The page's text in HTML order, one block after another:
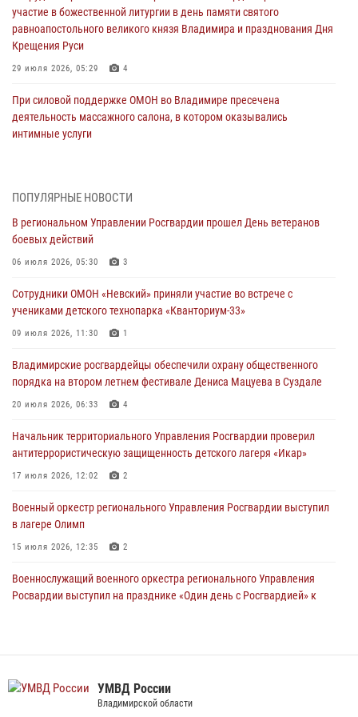
участие в божественной литургии в день памяти святого
равноапостольного великого князя Владимира и празднования Дня
Крещения Руси
29 июля 2026, 05:29 4
При силовой поддержке ОМОН во Владимире пресечена
деятельность массажного салона, в котором оказывались
интимные услуги
смену в детском лагере «Икар»
27 июля 2026, 16:43 2
Владимирские росгвардейцы обеспечили охрану общественного
20 июля 2026, 06:33 4
Военнослужащий военного оркестра регионального Управления
105-летию Центрального округа
19 июля 2026, 11:17 7
антитеррористическую защищенность детского лагеря «Икар»
17 июля 2026, 12:02 2
в лагере Олимп
15 июля 2026, 12:35
ПОПУЛЯРНЫЕ НОВОСТИ
В региональном Управлении Росгвардии прошел День ветеранов
боевых действий
06 июля 2026, 05:30 3
Сотрудники ОМОН «Невский» приняли участие во встрече с
учениками детского технопарка «Кванториум-33»
09 июля 2026, 11:30 1
Владимирские росгвардейцы обеспечили охрану общественного
порядка на втором летнем фестивале Дениса Мацуева в Суздале
20 июля 2026, 06:33 4
Начальник территориального Управления Росгвардии проверил
антитеррористическую защищенность детского лагеря «Икар»
17 июля 2026, 12:02 2
Военный оркестр регионального Управления Росгвардии выступил
в лагере Олимп
15 июля 2026, 12:35 2
Военнослужащий военного оркестра регионального Управления
Росвардии выступил на празднике «Один день с Росгвардией» к
деятельность массажного салона, в котором оказывались
УМВД России
Владимирской области